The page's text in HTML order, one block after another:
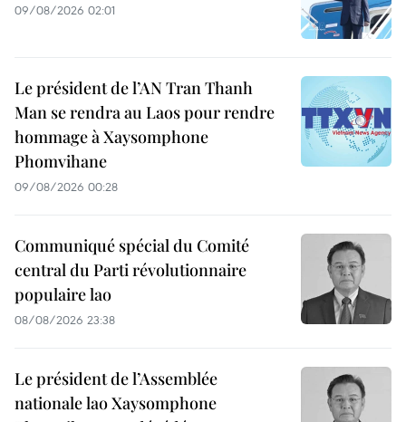
09/08/2026 02:01
Le président de l’AN Tran Thanh
Man se rendra au Laos pour rendre
hommage à Xaysomphone
Phomvihane
09/08/2026 00:28
Communiqué spécial du Comité
central du Parti révolutionnaire
populaire lao
08/08/2026 23:38
Le président de l’Assemblée
nationale lao Xaysomphone